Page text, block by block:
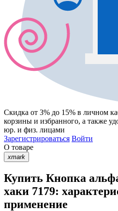
Скидка от 3% до 15% в личном
корзины и избранного, а также
юр. и физ. лицами
Зарегистрироваться Войти
О товаре
xmark
Купить Кнопка
хаки 7179:
применение